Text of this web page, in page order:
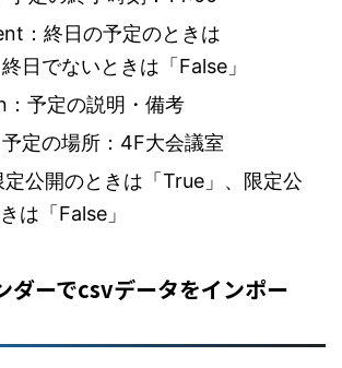
：終日の予定のときは
終日でないときは「False」
予定の説明・備考
定の場所：4F大会議室
公開のときは「True」、限定公
は「False」
ダーでcsvデータをインポー